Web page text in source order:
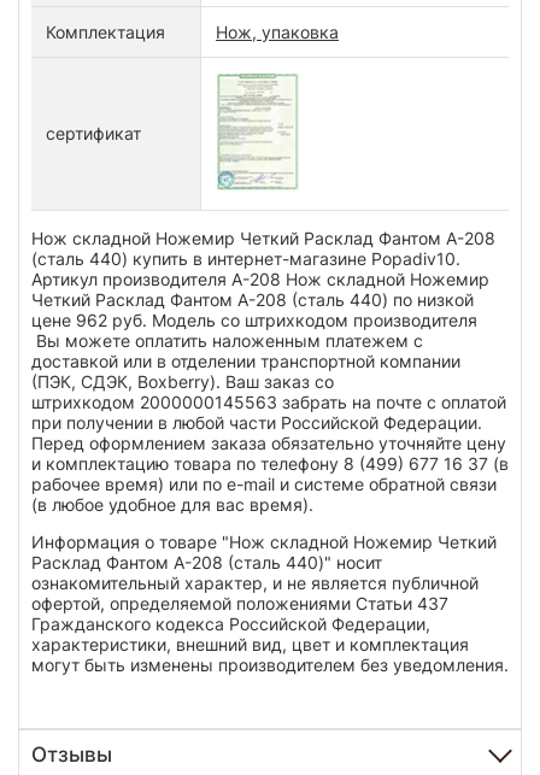
Комплектация Нож, упаковка
сертификат
Нож складной Ножемир Четкий Расклад Фантом A-208
(сталь 440) купить в интернет-магазине Popadiv10.
Артикул производителя A-208 Нож складной Ножемир
Четкий Расклад Фантом A-208 (сталь 440) по низкой
цене 962 руб. Модель со штрихкодом производителя
Вы можете оплатить наложенным платежем с
доставкой или в отделении транспортной компании
(ПЭК, СДЭК, Boxberry). Ваш заказ со
штрихкодом 2000000145563 забрать на почте с оплатой
при получении в любой части Российской Федерации.
Перед оформлением заказа обязательно уточняйте цену
и комплектацию товара по телефону 8 (499) 677 16 37 (в
рабочее время) или по e-mail и системе обратной связи
(в любое удобное для вас время).
Информация о товаре "Нож складной Ножемир Четкий
Расклад Фантом A-208 (сталь 440)" носит
ознакомительный характер, и не является публичной
офертой, определяемой положениями Статьи 437
Гражданского кодекса Российской Федерации,
характеристики, внешний вид, цвет и комплектация
могут быть изменены производителем без уведомления.
Отзывы